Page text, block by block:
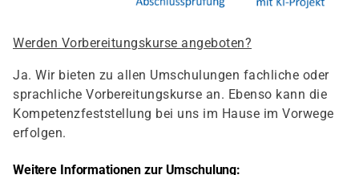
Werden Vorbereitungskurse angeboten?
Ja. Wir bieten zu allen Umschulungen fachliche oder
sprachliche Vorbereitungskurse an. Ebenso kann die
Kompetenzfeststellung bei uns im Hause im Vorwege
erfolgen.
Weitere Informationen zur Umschulung: